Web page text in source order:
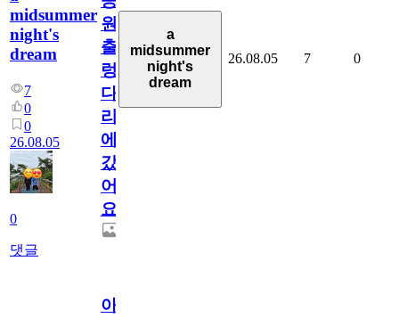
midsummer
night's
dream
7
0
0
26.08.05
0
댓글
원
출
렁
다
리
에
갔
어
요.
a
midsummer
night's
dream
26.08.05 7 0
아.